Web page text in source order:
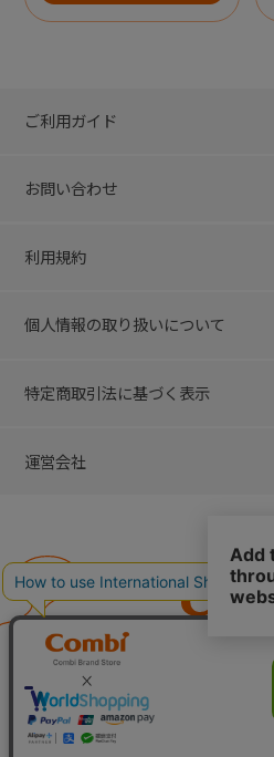
ご利用ガイド
お問い合わせ
利用規約
個人情報の取り扱いについて
特定商取引法に基づく表示
運営会社
子育てに、イノベ
ベビー用品のコ